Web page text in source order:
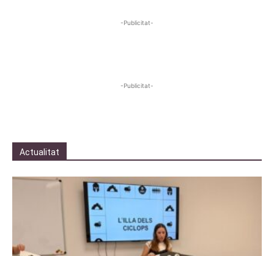
-Publicitat-
-Publicitat-
Actualitat